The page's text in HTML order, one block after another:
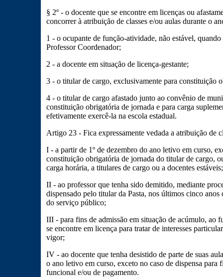
§ 2º - o docente que se encontre em licenças ou
concorrer à atribuição de classes e/ou aulas durante o
1 - o ocupante de função-atividade, não estável,
Professor Coordenador;
2 - a docente em situação de licença-gestante;
3 - o titular de cargo, exclusivamente para constituição
4 - o titular de cargo afastado junto ao convênio de
constituição obrigatória de jornada e para carga
efetivamente exercê-la na escola estadual.
Artigo 23 - Fica expressamente vedada a atribuição de
I - a partir de 1º de dezembro do ano letivo em curso,
constituição obrigatória de jornada do titular de cargo,
carga horária, a titulares de cargo ou a docentes estáveis;
II - ao professor que tenha sido demitido, mediante
dispensado pelo titular da Pasta, nos últimos cinco
do serviço público;
III - para fins de admissão em situação de acúmulo, ao
se encontre em licença para tratar de interesses
vigor;
IV - ao docente que tenha desistido de parte de suas
o ano letivo em curso, exceto no caso de dispensa para
funcional e/ou de pagamento.